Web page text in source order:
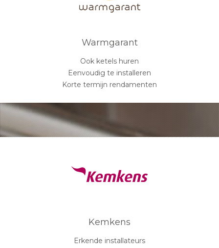
Warmgarant
Ook ketels huren
Eenvoudig te installeren
Korte termijn rendamenten
Kemkens
Erkende installateurs